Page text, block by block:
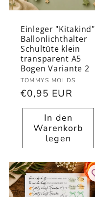
t
Einleger "Kitakind"
Ballonlichthalter
Schultüte klein
transparent A5
Bogen Variante 2
Anbieter:
TOMMYS MOLDS
Normaler
Preis
€0,95 EUR
In den
Warenkorb
legen